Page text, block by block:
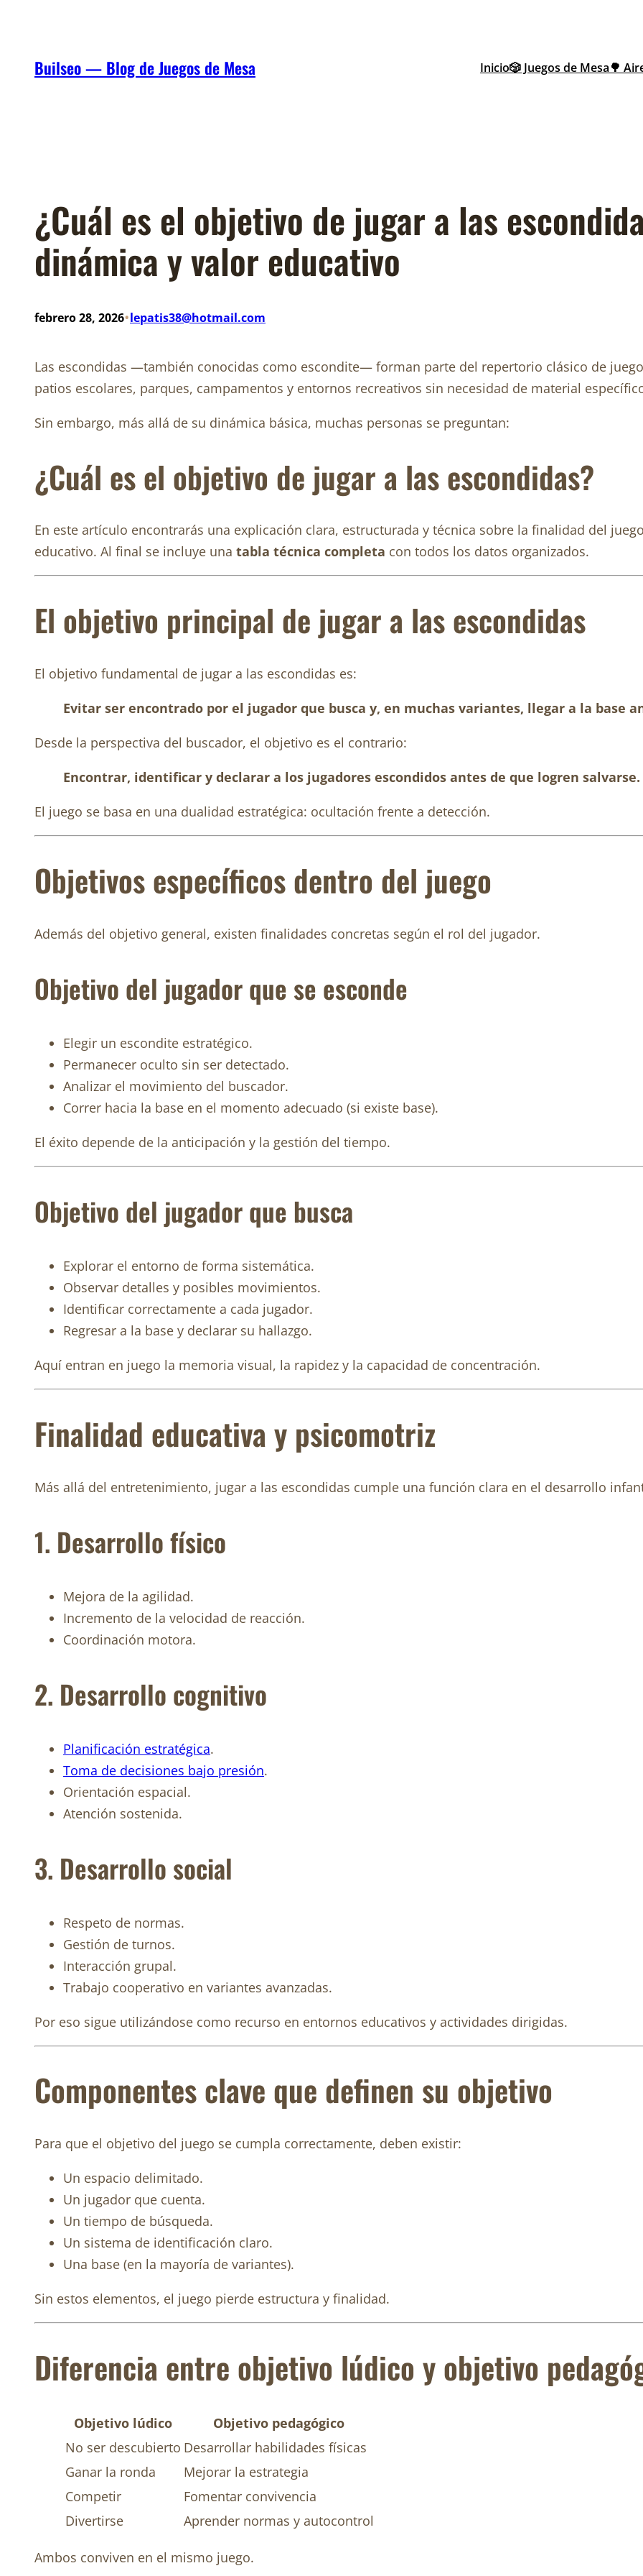
contenido
Builseo — Blog de Juegos de Mesa Inicio🎲 Juegos de Mesa🌳
¿Cuál es el objetivo de jugar a las
dinámica y valor educativo
febrero 28, 2026•lepatis38@hotmail.com
Las escondidas —también conocidas como escondite— forman parte del repertorio clásico de
patios escolares, parques, campamentos y entornos recreativos sin necesidad de material
Sin embargo, más allá de su dinámica básica, muchas personas se preguntan:
¿Cuál es el objetivo de jugar a las escondidas?
En este artículo encontrarás una explicación clara, estructurada y técnica sobre la finalidad del
educativo. Al final se incluye una tabla técnica completa con todos los datos organizados.
El objetivo principal de jugar a las escondidas
El objetivo fundamental de jugar a las escondidas es:
Evitar ser encontrado por el jugador que busca y, en muchas variantes, llegar a la base
Desde la perspectiva del buscador, el objetivo es el contrario:
Encontrar, identificar y declarar a los jugadores escondidos antes de que logren salvarse.
El juego se basa en una dualidad estratégica: ocultación frente a detección.
Objetivos específicos dentro del juego
Además del objetivo general, existen finalidades concretas según el rol del jugador.
Objetivo del jugador que se esconde
Elegir un escondite estratégico.
Permanecer oculto sin ser detectado.
Analizar el movimiento del buscador.
Correr hacia la base en el momento adecuado (si existe base).
El éxito depende de la anticipación y la gestión del tiempo.
Objetivo del jugador que busca
Explorar el entorno de forma sistemática.
Observar detalles y posibles movimientos.
Identificar correctamente a cada jugador.
Regresar a la base y declarar su hallazgo.
Aquí entran en juego la memoria visual, la rapidez y la capacidad de concentración.
Finalidad educativa y psicomotriz
Más allá del entretenimiento, jugar a las escondidas cumple una función clara en el desarrollo
1. Desarrollo físico
Mejora de la agilidad.
Incremento de la velocidad de reacción.
Coordinación motora.
2. Desarrollo cognitivo
Planificación estratégica.
Toma de decisiones bajo presión.
Orientación espacial.
Atención sostenida.
3. Desarrollo social
Respeto de normas.
Gestión de turnos.
Interacción grupal.
Trabajo cooperativo en variantes avanzadas.
Por eso sigue utilizándose como recurso en entornos educativos y actividades dirigidas.
Componentes clave que definen su objetivo
Para que el objetivo del juego se cumpla correctamente, deben existir:
Un espacio delimitado.
Un jugador que cuenta.
Un tiempo de búsqueda.
Un sistema de identificación claro.
Una base (en la mayoría de variantes).
Sin estos elementos, el juego pierde estructura y finalidad.
Diferencia entre objetivo lúdico y objetivo
Objetivo lúdico
Objetivo pedagógico
No ser descubierto Desarrollar habilidades físicas
Ganar la ronda
Mejorar la estrategia
Competir
Fomentar convivencia
Divertirse
Aprender normas y autocontrol
Ambos conviven en el mismo juego.